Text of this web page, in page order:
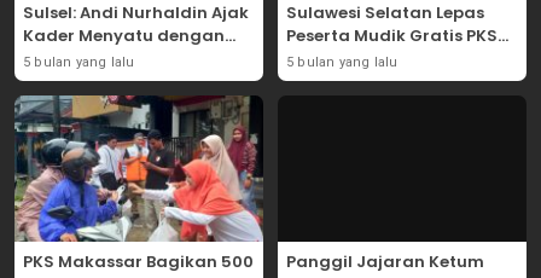
Sulsel: Andi Nurhaldin Ajak
Kader Menyatu dengan
Kaum Dhuafa
5 bulan yang lalu
Sulawesi Selatan Lepas
Peserta Mudik Gratis PKS
2026
5 bulan yang lalu
PKS Makassar Bagikan 500
Panggil Jajaran Ketum